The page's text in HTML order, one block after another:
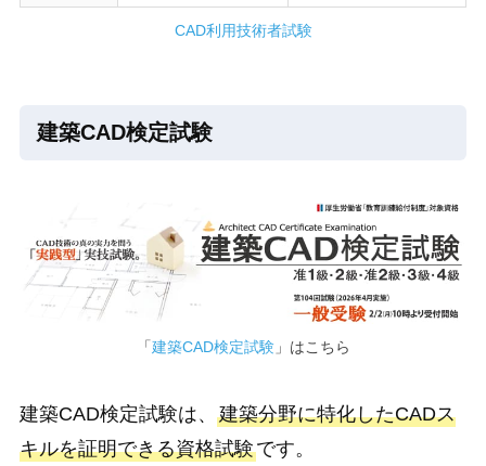
CAD利用技術者試験
建築CAD検定試験
「建築CAD検定試験」はこちら
建築CAD検定試験は、 建築分野に特化したCADス
キルを証明できる資格試験です。